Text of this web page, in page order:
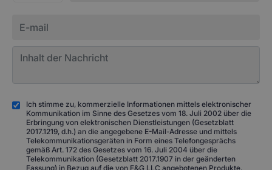
Ich stimme zu, kommerzielle Informationen mittels elektronischer
Kommunikation im Sinne des Gesetzes vom 18. Juli 2002 über die
Erbringung von elektronischen Dienstleistungen (Gesetzblatt
2017.1219, d.h.) an die angegebene E-Mail-Adresse und mittels
Telekommunikationsgeräten in Form eines Telefongesprächs
gemäß Art. 172 des Gesetzes vom 16. Juli 2004 über die
Telekommunikation (Gesetzblatt 2017.1907 in der geänderten
Fassung) in Bezug auf die von F&G LLC angebotenen Produkte.